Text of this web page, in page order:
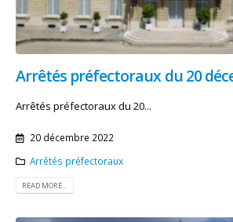
Arrêtés préfectoraux du 20
Arrêtés préfectoraux du 20...
20 décembre 2022
Arrêtés préfectoraux
READ MORE...